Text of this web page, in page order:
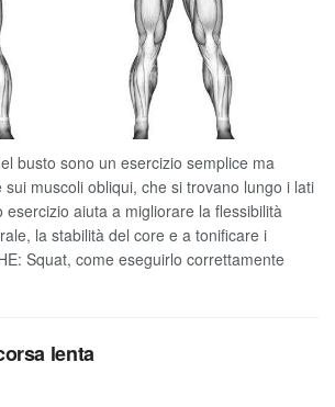
busto sono un esercizio semplice ma
muscoli obliqui, che si trovano lungo i lati
esercizio aiuta a migliorare la flessibilità
la stabilità del core e a tonificare i
Squat, come eseguirlo correttamente
lenta